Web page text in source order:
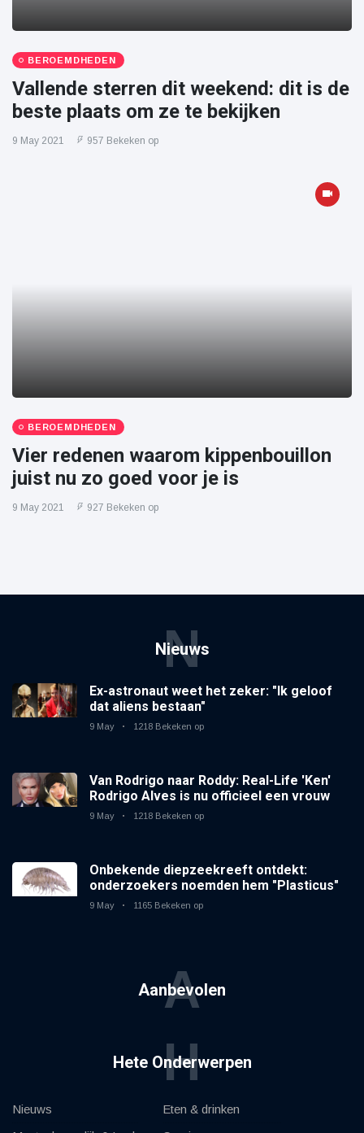
BEROEMDHEDEN
Vallende sterren dit weekend: dit is de
beste plaats om ze te bekijken
9 May 2021 957 Bekeken op
BEROEMDHEDEN
Vier redenen waarom kippenbouillon
juist nu zo goed voor je is
9 May 2021 927 Bekeken op
Nieuws
N
Ex-astronaut weet het zeker: "Ik geloof
dat aliens bestaan"
9 May 1218 Bekeken op
Van Rodrigo naar Roddy: Real-Life 'Ken'
Rodrigo Alves is nu officieel een vrouw
9 May 1218 Bekeken op
Onbekende diepzeekreeft ontdekt:
onderzoekers noemden hem "Plasticus"
9 May 1165 Bekeken op
Aanbevolen
A
Hete Onderwerpen
H
Nieuws
Eten & drinken